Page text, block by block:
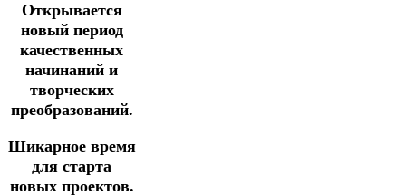
Открывается
новый период
качественных
начинаний и
творческих
преобразований.
Шикарное время
для старта
новых проектов.